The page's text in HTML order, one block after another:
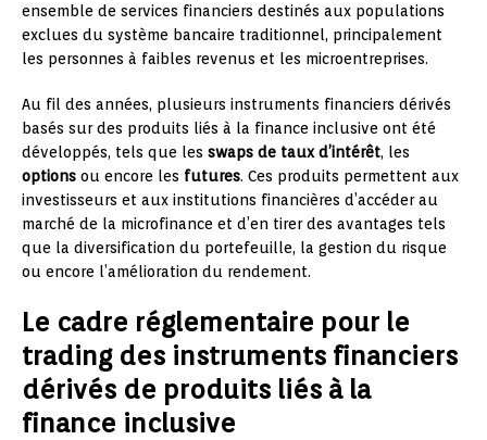
ensemble de services financiers destinés aux populations
exclues du système bancaire traditionnel, principalement
les personnes à faibles revenus et les microentreprises.
Au fil des années, plusieurs instruments financiers dérivés
basés sur des produits liés à la finance inclusive ont été
développés, tels que les swaps de taux d’intérêt, les
options ou encore les futures. Ces produits permettent aux
investisseurs et aux institutions financières d’accéder au
marché de la microfinance et d’en tirer des avantages tels
que la diversification du portefeuille, la gestion du risque
ou encore l’amélioration du rendement.
Le cadre réglementaire pour le
trading des instruments financiers
dérivés de produits liés à la
finance inclusive